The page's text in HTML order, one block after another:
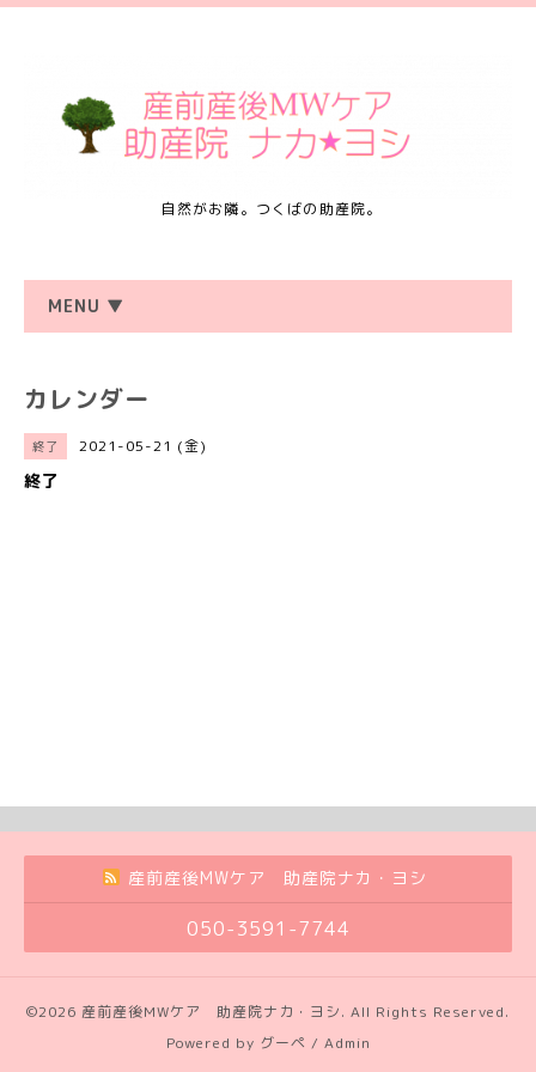
自然がお隣。つくばの助産院。
MENU ▼
カレンダー
終了 2021-05-21 (金)
終了
産前産後MWケア 助産院ナカ・ヨシ
050-3591-7744
©2026 産前産後MWケア 助産院ナカ・ヨシ. All Rights Reserved.
Powered by グーペ / Admin